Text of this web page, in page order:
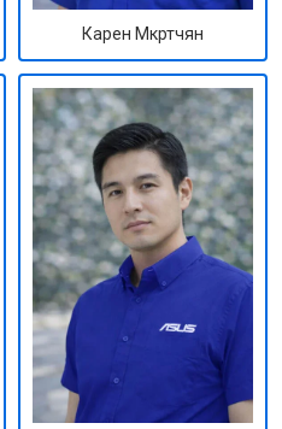
Карен Мкртчян